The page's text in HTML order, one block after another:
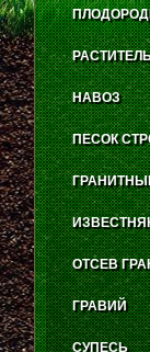
НАВОЗ
ПЕСОК
ОТСЕВ
ГРАВИЙ
СУПЕСЬ